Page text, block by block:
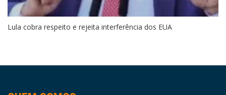
Lula cobra respeito e rejeita interferência dos EUA